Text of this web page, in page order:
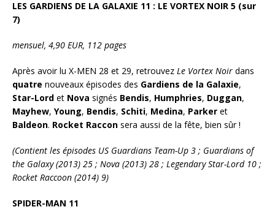
LES GARDIENS DE LA GALAXIE 11 : LE VORTEX NOIR 5 (sur
7)
mensuel, 4,90 EUR, 112 pages
Après avoir lu X-MEN 28 et 29, retrouvez Le Vortex Noir dans
quatre nouveaux épisodes des Gardiens de la Galaxie,
Star-Lord et Nova signés Bendis, Humphries, Duggan,
Mayhew, Young, Bendis, Schiti, Medina, Parker et
Baldeon. Rocket Raccon sera aussi de la fête, bien sûr !
(Contient les épisodes US Guardians Team-Up 3 ; Guardians of
the Galaxy (2013) 25 ; Nova (2013) 28 ; Legendary Star-Lord 10 ;
Rocket Raccoon (2014) 9)
SPIDER-MAN 11